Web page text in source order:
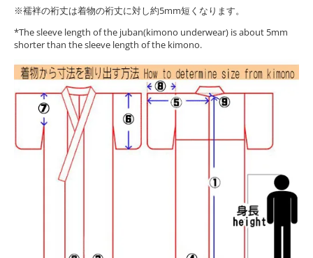
※襦袢の裄丈は着物の裄丈に対し約5mm短くなります。
*The sleeve length of the juban(kimono underwear) is about 5mm
shorter than the sleeve length of the kimono.